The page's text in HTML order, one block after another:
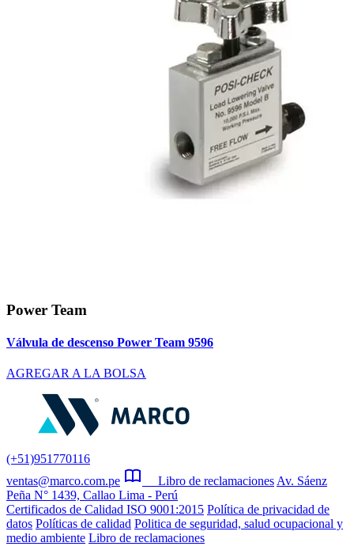
Power Team
Válvula de descenso Power Team 9596
AGREGAR A LA BOLSA
(+51)951770116
ventas@marco.com.pe
Libro de reclamaciones Av. Sáenz
Peña N° 1439, Callao Lima - Perú
Certificados de Calidad ISO 9001:2015 Política de privacidad de
datos Políticas de calidad Politica de seguridad, salud ocupacional y
medio ambiente Libro de reclamaciones